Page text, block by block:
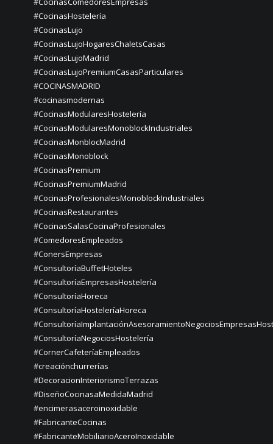
#CocinasHostelería
#CocinasLujo
#CocinasLujoHogaresChaletsCasas
#CocinasLujoMadrid
#CocinasLujoPremiumCasasParticulares
#COCINASMADRID
#cocinasmodernas
#CocinasModularesHostelería
#CocinasModularesMonoblockIndustriales
#CocinasMonblocMadrid
#CocinasMonoblock
#CocinasPremium
#CocinasPremiumMadrid
#CocinasProfesionalesMonoblockIndustriales
#CocinasRestaurantes
#CocinasSalasCocinaProfesionales
#ComedoresEmpleados
#ConersEmpresas
#ConsultoríaBuffetHoteles
#ConsultoríaEmpresasHostelería
#ConsultoríaHoreca
#ConsultoríaHosteleríaHoreca
#ConsultoríaNegociosHostelería
#CornerCafeteríaEmpleados
#creaciónchurrerías
#DecoracionInteriorismoTerrazas
#DiseñoCocinasaMedidaMadrid
#encimerasaceroinoxidable
#FabricanteCocinas
#FabricanteMobiliarioAceroInoxidable